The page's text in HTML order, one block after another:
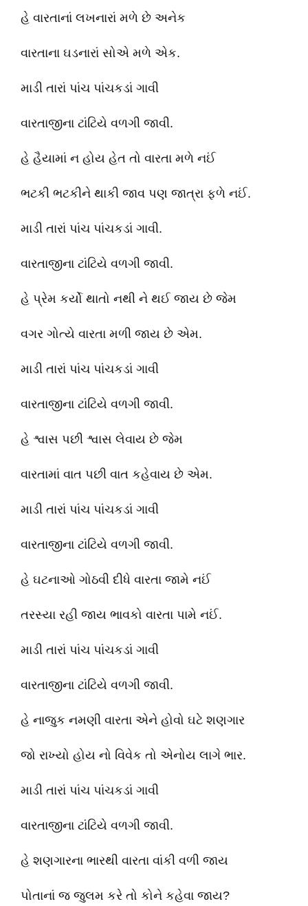
હે વારતાનાં લખનારાં મળે છે અનેક
વારતાના ઘડનારાં સોએ મળે એક.
માડી તારાં પાંચ પાંચકડાં ગાવી
વારતાજીના ટાંટિયે વળગી જાવી.
હે હૈયામાં ન હોય હેત તો વારતા મળે નઈં
ભટકી ભટકીને થાકી જાવ પણ જાત્રા ફળે નઈં.
માડી તારાં પાંચ પાંચકડાં ગાવી.
વારતાજીના ટાંટિયે વળગી જાવી.
હે પ્રેમ કર્યો થાતો નથી ને થઈ જાય છે જેમ
વગર ગોત્યે વારતા મળી જાય છે એમ.
માડી તારાં પાંચ પાંચકડાં ગાવી
વારતાજીના ટાંટિયે વળગી જાવી.
હે શ્વાસ પછી શ્વાસ લેવાય છે જેમ
વારતામાં વાત પછી વાત કહેવાય છે એમ.
માડી તારાં પાંચ પાંચકડાં ગાવી
વારતાજીના ટાંટિયે વળગી જાવી.
હે ઘટનાઓ ગોઠવી દીધે વારતા જામે નઈં
તરસ્યા રહી જાય ભાવકો વારતા પામે નઈં.
માડી તારાં પાંચ પાંચકડાં ગાવી
વારતાજીના ટાંટિયે વળગી જાવી.
હે નાજુક નમણી વારતા એને હોવો ઘટે શણગાર
જો રાખ્યો હોય નો વિવેક તો એનોય લાગે ભાર.
માડી તારાં પાંચ પાંચકડાં ગાવી
વારતાજીના ટાંટિયે વળગી જાવી.
હે શણગારના ભારથી વારતા વાંકી વળી જાય
પોતાનાં જ જુલમ કરે તો કોને કહેવા જાય?